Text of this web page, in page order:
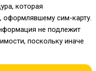
которая
оформлявшему сим-карту.
не подлежит
поскольку иначе